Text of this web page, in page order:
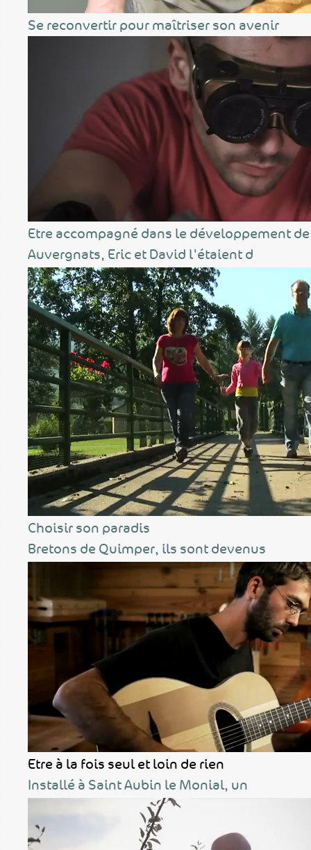
Se reconvertir pour maîtriser son avenir
Etre accompagné dans le développement
Auvergnats, Eric et David l'étaient d
Choisir son paradis
Bretons de Quimper, ils sont devenus
Etre à la fois seul et loin de rien
Installé à Saint Aubin le Monial, un